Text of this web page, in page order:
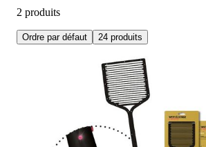
2 produits
Ordre par défaut 24 produits